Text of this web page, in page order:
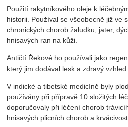
Použití rakytníkového oleje k
historii. Používal se všeobecně již ve
chronických chorob žaludku, jater,
hnisavých ran na kůži.
Antičtí Řekové ho používali jako
který jim dodával lesk a zdravý vzhled.
V indické a tibetské medicíně byly
používány při přípravě 10 složitých
doporučovaly při léčení chorob
hnisavých plicních chorob a